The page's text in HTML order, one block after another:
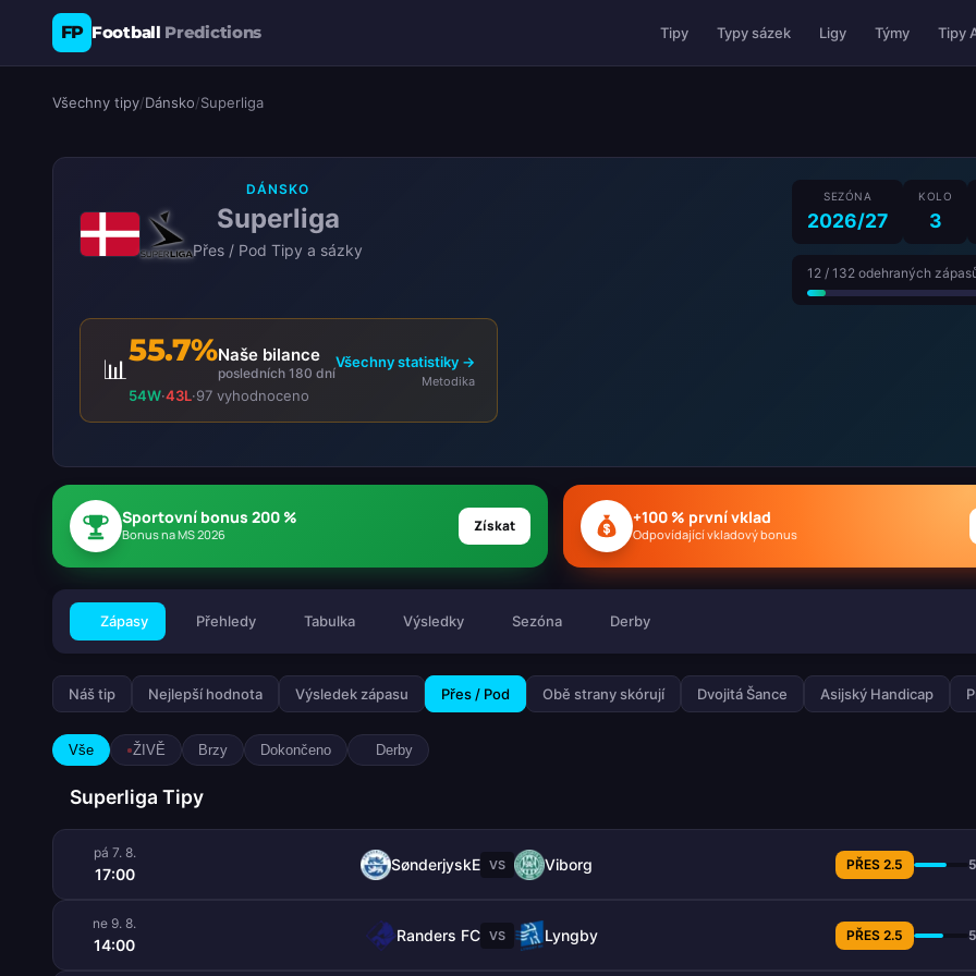
FP Football Predictions Tipy Typy sázek Ligy Týmy Tipy
Všechny tipy/Dánsko/Superliga
DÁNSKO
Superliga
Přes / Pod Tipy a sázky
SEZÓNA
2026/27
KOLO
3
12 / 132 odehraných
📊
55.7%Naše bilance
posledních 180 dní
54W·43L·97 vyhodnoceno
Všechny statistiky →
Metodika
Sportovní bonus 200 %
Bonus na MS 2026 Získat +100 % první vklad
Odpovídající vkladový bonus
Zápasy Přehledy Tabulka Výsledky Sezóna Derby
Náš tip Nejlepší hodnota Výsledek zápasu Přes / Pod Obě strany skórují Dvojitá Šance Asijský Handicap
Vše ŽIVĚ Brzy Dokončeno Derby
Superliga Tipy
pá 7. 8.
17:00
SønderjyskE VS Viborg PŘES 2.5
ne 9. 8.
14:00
Randers FC VS Lyngby PŘES 2.5